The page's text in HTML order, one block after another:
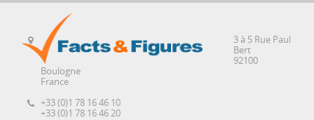
3 à 5 Rue Paul
Bert
92100
Boulogne
France
+33 (0)1 78 16 46 10
+33 (0)1 78 16 46 20